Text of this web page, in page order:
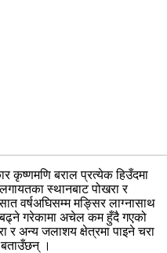
कृष्णमणि बराल प्रत्येक हिउँदमा
स्थानबाट पोखरा र
वर्षअघिसम्म मङ्सिर लाग्नासाथ
बढ्ने गरेकामा अचेल कम हुँदै गएको
र अन्य जलाशय क्षेत्रमा पाइने चरा
बताउँछन् ।